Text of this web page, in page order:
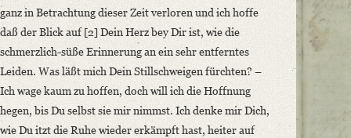
ganz in Betrachtung dieser Zeit verloren und ich hoffe
daß der Blick auf [2] Dein Herz bey Dir ist, wie die
schmerzlich-süße Erinnerung an ein sehr entferntes
Leiden. Was läßt mich Dein Stillschweigen fürchten? –
Ich wage kaum zu hoffen, doch will ich die Hoffnung
hegen, bis Du selbst sie mir nimmst. Ich denke mir Dich,
wie Du itzt die Ruhe wieder erkämpft hast, heiter auf